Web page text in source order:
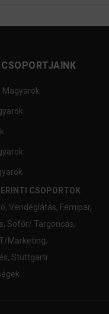
Magyarok
CSOPORTOK
, Vendéglátás, Fémipar,
, Sofőr/ Targoncás,
IT/Marketing,
, Stuttgarti